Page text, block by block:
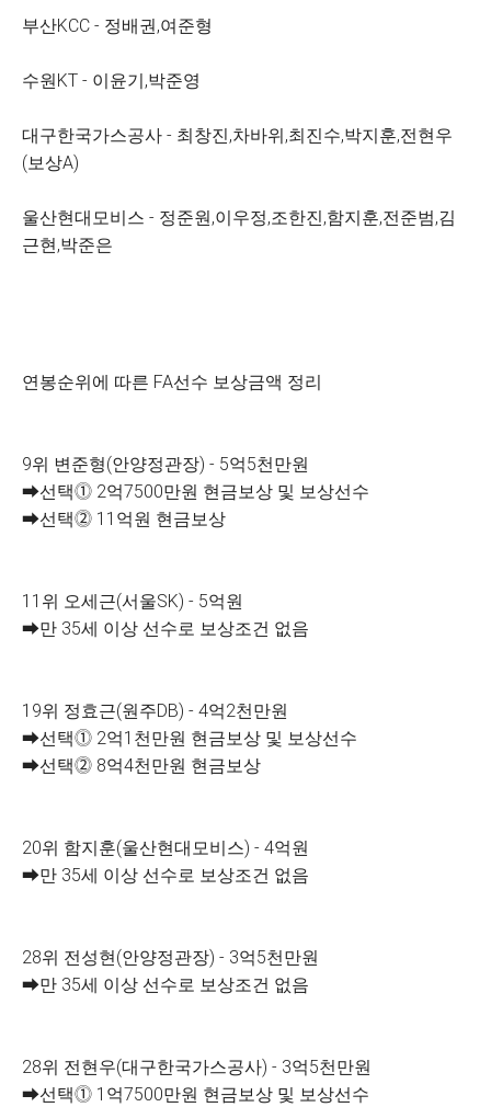
부산KCC - 정배권,여준형
수원KT - 이윤기,박준영
대구한국가스공사 - 최창진,차바위,최진수,박지훈,전현우
(보상A)
울산현대모비스 - 정준원,이우정,조한진,함지훈,전준범,김
근현,박준은
연봉순위에 따른 FA선수 보상금액 정리
9위 변준형(안양정관장) - 5억5천만원
➡선택⓵ 2억7500만원 현금보상 및 보상선수
➡선택⓶ 11억원 현금보상
11위 오세근(서울SK) - 5억원
➡만 35세 이상 선수로 보상조건 없음
19위 정효근(원주DB) - 4억2천만원
➡선택⓵ 2억1천만원 현금보상 및 보상선수
➡선택⓶ 8억4천만원 현금보상
20위 함지훈(울산현대모비스) - 4억원
➡만 35세 이상 선수로 보상조건 없음
28위 전성현(안양정관장) - 3억5천만원
➡만 35세 이상 선수로 보상조건 없음
28위 전현우(대구한국가스공사) - 3억5천만원
➡선택⓵ 1억7500만원 현금보상 및 보상선수